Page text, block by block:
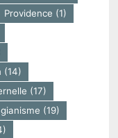
Providence (1)
(14)
(17)
(19)